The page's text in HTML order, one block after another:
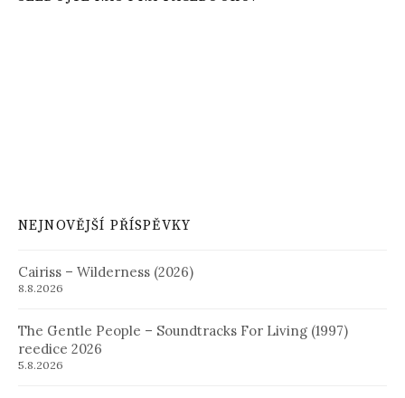
NEJNOVĚJŠÍ PŘÍSPĚVKY
Cairiss – Wilderness (2026)
8.8.2026
The Gentle People – Soundtracks For Living (1997)
reedice 2026
5.8.2026